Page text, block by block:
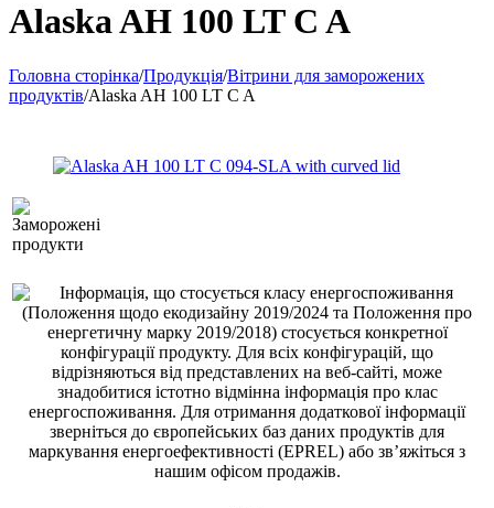
Alaska AH 100 LT C A
Головна сторінка/Продукція/Вітрини для заморожених
продуктів/Alaska AH 100 LT C A